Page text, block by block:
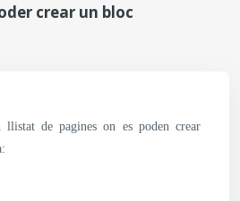
crear un bloc
llistat de pagines on es poden crear